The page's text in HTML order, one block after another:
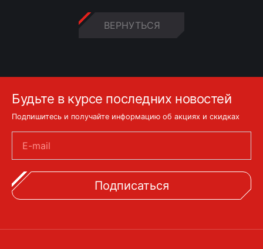
ВЕРНУТЬСЯ
Будьте в курсе последних новостей
Подпишитесь и получайте информацию об акциях и скидках
E-mail
Подписаться